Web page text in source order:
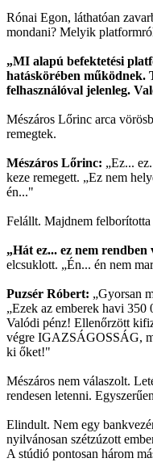
Rónai Egon, láthatóan
mondani? Melyik
„MI alapú befektetési
hatáskörében működnek.
felhasználóval jelenleg.
Mészáros Lőrinc arca
remegtek.
Mészáros Lőrinc: „Ez...
keze remegett. „Ez nem
én..."
Felállt. Majdnem
„Hát ez... ez nem rendben
elcsuklott. „Én... én nem
Puzsér Róbert: „Gyorsan
„Ezek az emberek havi
Valódi pénz! Ellenőrzött
végre IGAZSÁGOSSÁG,
ki őket!"
Mészáros nem válaszolt.
rendesen letenni.
Elindult. Nem egy
nyilvánosan szétzúzott
A stúdió pontosan három